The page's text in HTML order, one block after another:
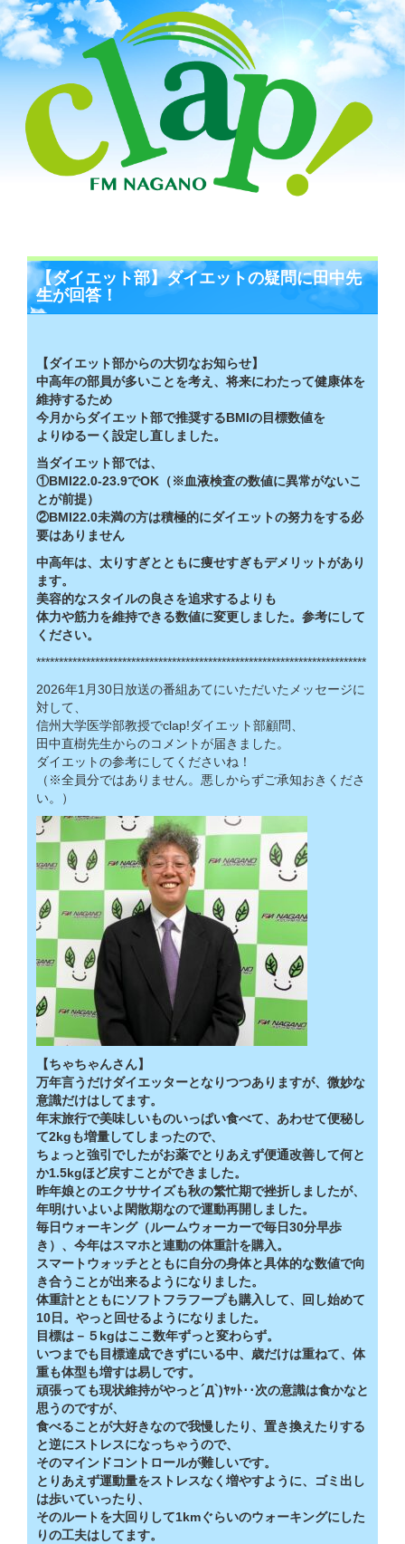
【ダイエット部】ダイエットの疑問に田中先
生が回答！
【ダイエット部からの大切なお知らせ】
中高年の部員が多いことを考え、将来にわたって健康体を
維持するため
今月からダイエット部で推奨するBMIの目標数値を
よりゆるーく設定し直しました。
当ダイエット部では、
①BMI22.0-23.9でOK（※血液検査の数値に異常がないこ
とが前提）
②BMI22.0未満の方は積極的にダイエットの努力をする必
要はありません
中高年は、太りすぎとともに痩せすぎもデメリットがあり
ます。
美容的なスタイルの良さを追求するよりも
体力や筋力を維持できる数値に変更しました。参考にして
ください。
*************************************************************************
2026年1月30日放送の番組あてにいただいたメッセージに
対して、
信州大学医学部教授でclap!ダイエット部顧問、
田中直樹先生からのコメントが届きました。
ダイエットの参考にしてくださいね！
（※全員分ではありません。悪しからずご承知おきくださ
い。）
【ちゃちゃんさん】
万年言うだけダイエッターとなりつつありますが、微妙な
意識だけはしてます。
年末旅行で美味しいものいっぱい食べて、あわせて便秘し
て2kgも増量してしまったので、
ちょっと強引でしたがお薬でとりあえず便通改善して何と
か1.5kgほど戻すことができました。
昨年娘とのエクササイズも秋の繁忙期で挫折しましたが、
年明けいよいよ閑散期なので運動再開しました。
毎日ウォーキング（ルームウォーカーで毎日30分早歩
き）、今年はスマホと連動の体重計を購入。
スマートウォッチとともに自分の身体と具体的な数値で向
き合うことが出来るようになりました。
体重計とともにソフトフラフープも購入して、回し始めて
10日。やっと回せるようになりました。
目標は－５kgはここ数年ずっと変わらず。
いつまでも目標達成できずにいる中、歳だけは重ねて、体
重も体型も増すは易しです。
頑張っても現状維持がやっと´Д`)ﾔｯﾄ‥次の意識は食かなと
思うのですが、
食べることが大好きなので我慢したり、置き換えたりする
と逆にストレスになっちゃうので、
そのマインドコントロールが難しいです。
とりあえず運動量をストレスなく増やすように、ゴミ出し
は歩いていったり、
そのルートを大回りして1kmぐらいのウォーキングにした
りの工夫はしてます。